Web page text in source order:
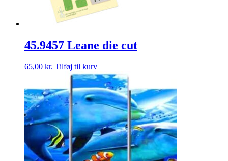
45.9457 Leane die cut
65,00 kr. Tilføj til kurv